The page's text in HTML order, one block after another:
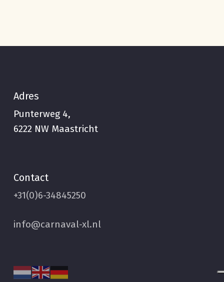
Adres
Punterweg 4,
6222 NW Maastricht
Contact
+31(0)6-34845250
info@carnaval-xl.nl